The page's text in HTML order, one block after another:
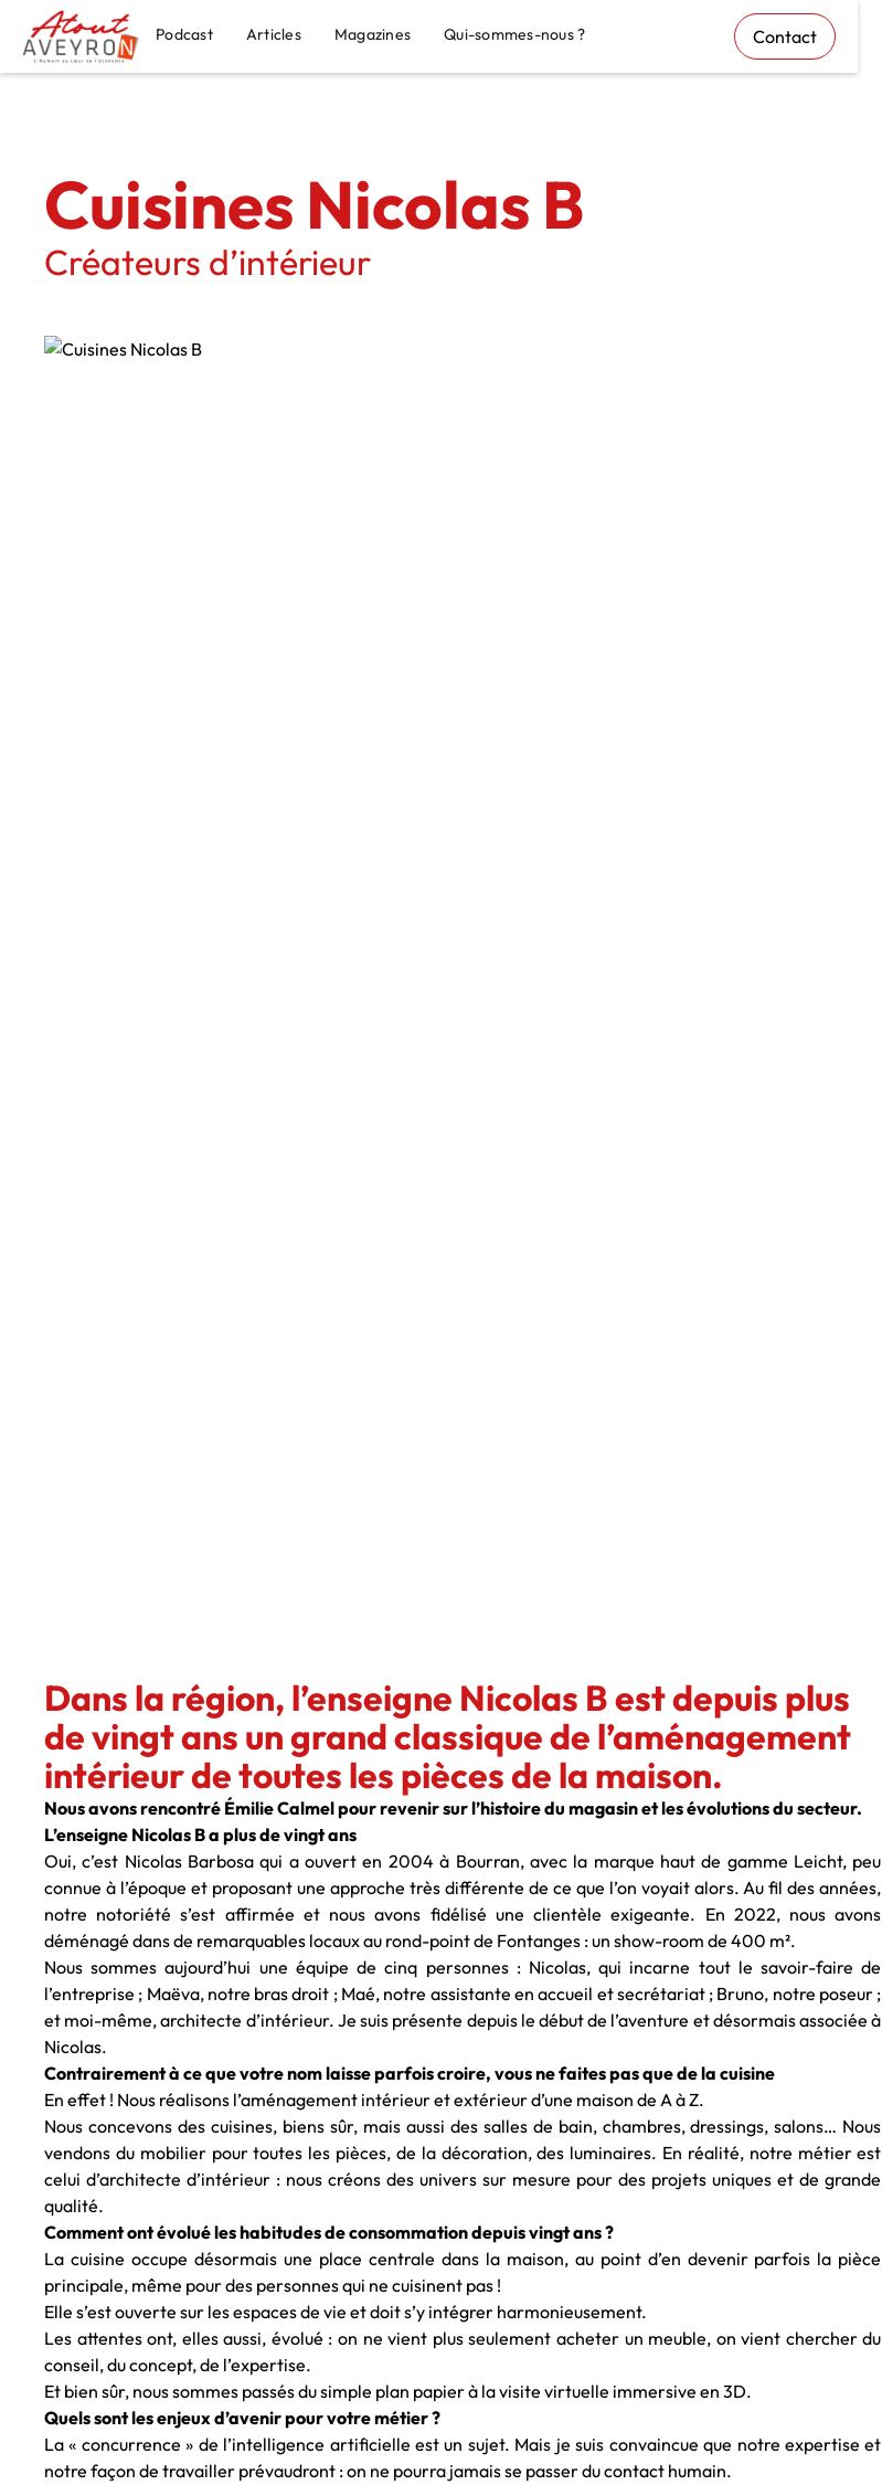
Podcast Articles Magazines Qui-sommes-nous ? Contact
Cuisines Nicolas B
Créateurs d’intérieur
Dans la région, l’enseigne Nicolas B est depuis plus
de vingt ans un grand classique de l’aménagement
intérieur de toutes les pièces de la maison.
Nous avons rencontré Émilie Calmel pour revenir sur l’histoire du magasin et les évolutions du secteur.
L’enseigne Nicolas B a plus de vingt ans
Oui, c’est Nicolas Barbosa qui a ouvert en 2004 à Bourran, avec la marque haut de gamme Leicht, peu
connue à l’époque et proposant une approche très différente de ce que l’on voyait alors. Au fil des années,
notre notoriété s’est affirmée et nous avons fidélisé une clientèle exigeante. En 2022, nous avons
déménagé dans de remarquables locaux au rond-point de Fontanges : un show-room de 400 m².
Nous sommes aujourd’hui une équipe de cinq personnes : Nicolas, qui incarne tout le savoir-faire de
l’entreprise ; Maëva, notre bras droit ; Maé, notre assistante en accueil et secrétariat ; Bruno, notre poseur ;
et moi-même, architecte d’intérieur. Je suis présente depuis le début de l’aventure et désormais associée à
Nicolas.
Contrairement à ce que votre nom laisse parfois croire, vous ne faites pas que de la cuisine
En effet ! Nous réalisons l’aménagement intérieur et extérieur d’une maison de A à Z.
Nous concevons des cuisines, biens sûr, mais aussi des salles de bain, chambres, dressings, salons… Nous
vendons du mobilier pour toutes les pièces, de la décoration, des luminaires. En réalité, notre métier est
celui d’architecte d’intérieur : nous créons des univers sur mesure pour des projets uniques et de grande
qualité.
Comment ont évolué les habitudes de consommation depuis vingt ans ?
La cuisine occupe désormais une place centrale dans la maison, au point d’en devenir parfois la pièce
principale, même pour des personnes qui ne cuisinent pas !
Elle s’est ouverte sur les espaces de vie et doit s’y intégrer harmonieusement.
Les attentes ont, elles aussi, évolué : on ne vient plus seulement acheter un meuble, on vient chercher du
conseil, du concept, de l’expertise.
Et bien sûr, nous sommes passés du simple plan papier à la visite virtuelle immersive en 3D.
Quels sont les enjeux d’avenir pour votre métier ?
La « concurrence » de l’intelligence artificielle est un sujet. Mais je suis convaincue que notre expertise et
notre façon de travailler prévaudront : on ne pourra jamais se passer du contact humain.